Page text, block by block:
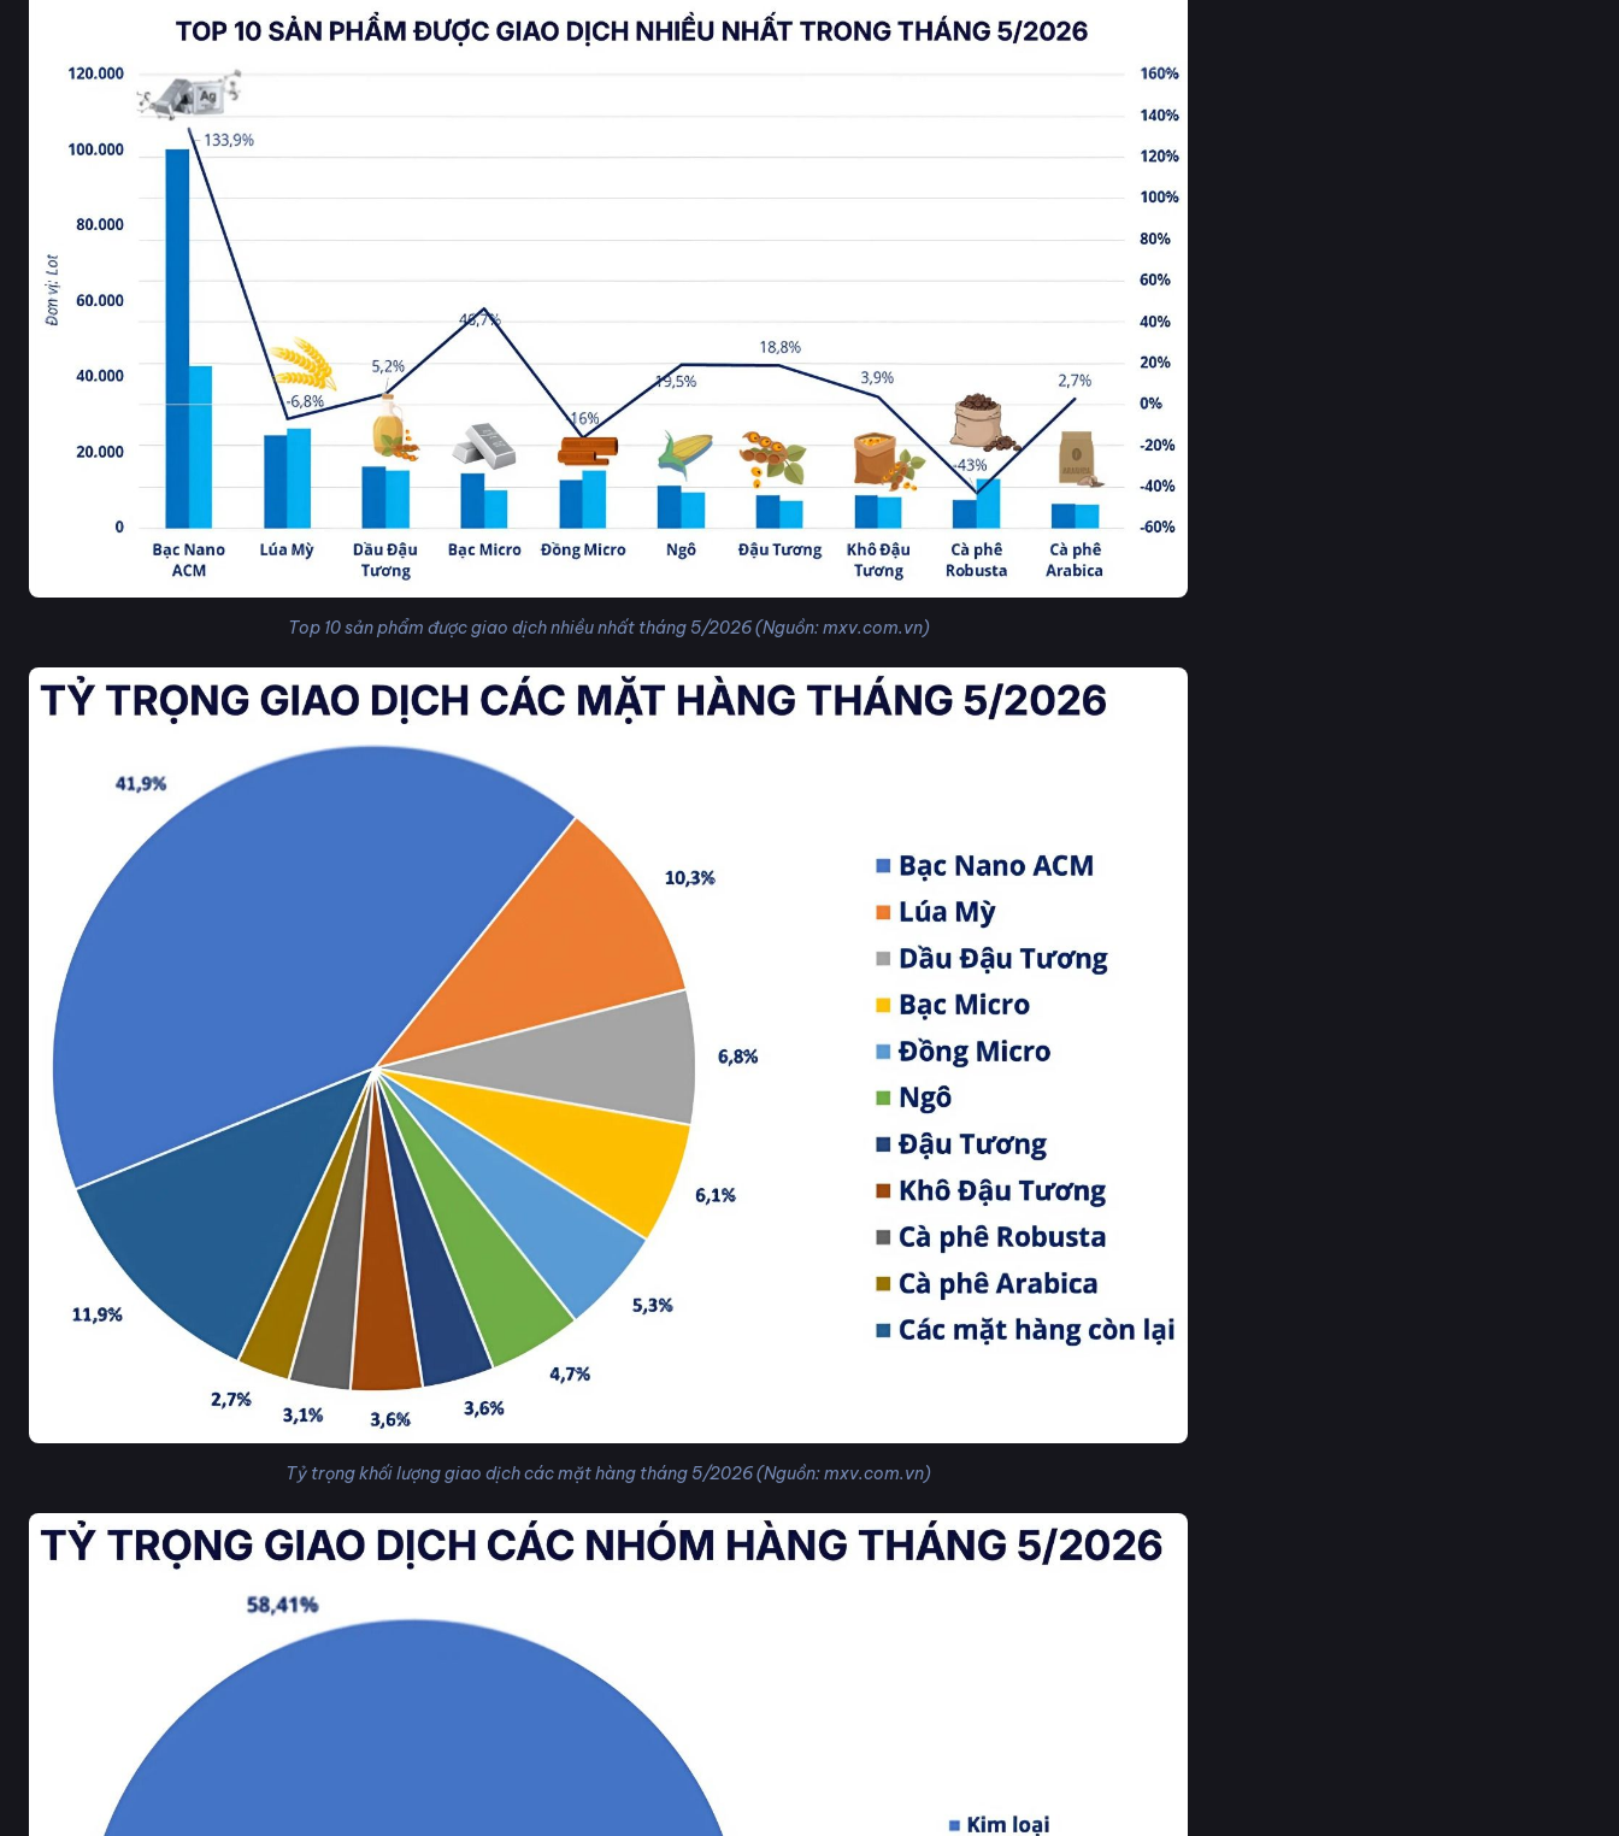
Top 10 sản phẩm được giao dịch nhiều nhất tháng 5/2026 (Nguồn: mxv.com.vn)
Tỷ trọng khối lượng giao dịch các mặt hàng tháng 5/2026 (Nguồn: mxv.com.vn)